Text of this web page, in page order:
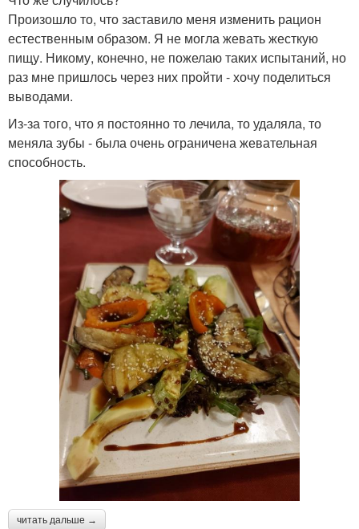
Произошло то, что заставило меня изменить рацион
естественным образом. Я не могла жевать жесткую
пищу. Никому, конечно, не пожелаю таких испытаний, но
раз мне пришлось через них пройти - хочу поделиться
выводами.
Из-за того, что я постоянно то лечила, то удаляла, то
меняла зубы - была очень ограничена жевательная
способность.
читать дальше →